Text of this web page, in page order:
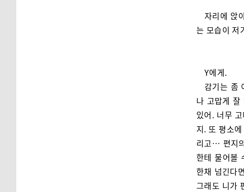
자리에 앉
는 모습이 저
Y에게.
감기는 좀
나 고맙게
있어. 너무
지. 또 평소
리고… 편지
한테 물어볼
한채 넘긴다
그래도 니가